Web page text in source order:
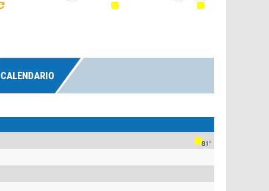
CALENDARIO
81°